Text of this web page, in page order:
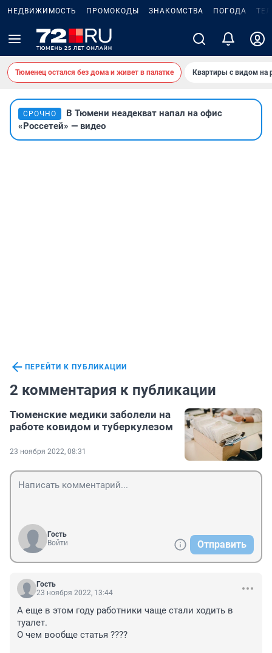
НЕДВИЖИМОСТЬ ПРОМОКОДЫ ЗНАКОМСТВА ПОГОДА
Тюменец остался без дома и живет в палатке Квартиры с видом на
СРОЧНО
В Тюмени неадекват напал на офис
«Россетей» — видео
ПЕРЕЙТИ К ПУБЛИКАЦИИ
2 комментария к публикации
Тюменские медики заболели на
работе ковидом и туберкулезом
23 ноября 2022, 08:31
Гость
Войти
Отправить
Гость
23 ноября 2022, 13:44
А еще в этом году работники чаще стали ходить в
туалет.
О чем вообще статья ????